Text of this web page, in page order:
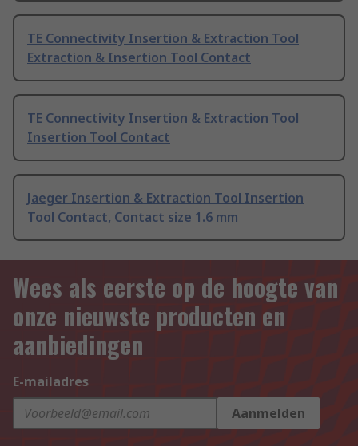
TE Connectivity Insertion & Extraction Tool
Extraction & Insertion Tool Contact
TE Connectivity Insertion & Extraction Tool
Insertion Tool Contact
Jaeger Insertion & Extraction Tool Insertion
Tool Contact, Contact size 1.6 mm
Wees als eerste op de hoogte van
onze nieuwste producten en
aanbiedingen
E-mailadres
Aanmelden